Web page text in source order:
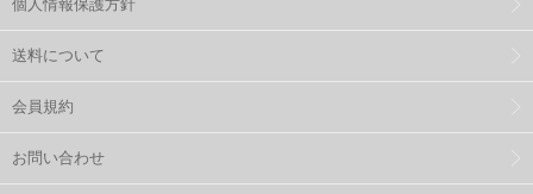
個人情報保護方針
送料について
会員規約
お問い合わせ